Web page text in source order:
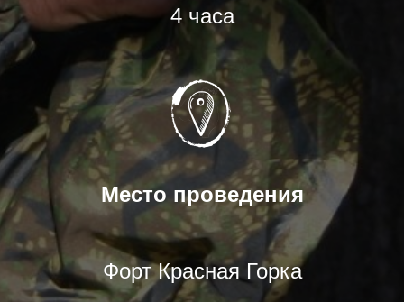
4 часа
Место проведения
Форт Красная Горка